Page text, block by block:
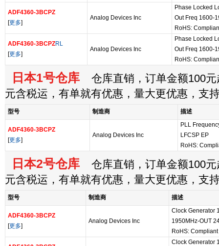
ADF4360-3BCPZ
[更多]
Analog Devices Inc
Phase Locked
Out Freq 1600-
RoHS:
ADF4360-3BCPZRL
[更多]
Analog Devices Inc
Phase Locked
Out Freq 1600-
RoHS:
日本1号仓库 仓库直销，订单金额100元
元含税运，有单就有优惠，量大更优惠，支
型号 制造商 描述
ADF4360-3BCPZ
[更多]
Analog Devices Inc
PLL
LFCSP EP
RoHS:
日本2号仓库 仓库直销，订单金额100元
元含税运，有单就有优惠，量大更优惠，支
型号 制造商 描述
ADF4360-3BCPZ
[更多]
Analog Devices Inc
Clock Generator
1950MHz-OUT
RoHS: Compliant
Clock Generator